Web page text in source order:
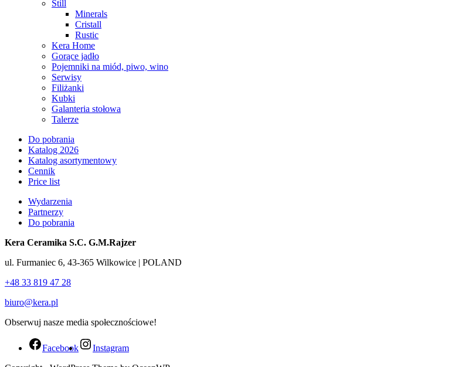
Still
Minerals
Cristall
Rustic
Kera Home
Gorące jadło
Pojemniki na miód, piwo, wino
Serwisy
Filiżanki
Kubki
Galanteria stołowa
Talerze
Do pobrania
Katalog 2026
Katalog asortymentowy
Cennik
Price list
Wydarzenia
Partnerzy
Do pobrania
Kera Ceramika S.C. G.M.Rajzer
ul. Furmaniec 6, 43-365 Wilkowice | POLAND
+48 33 819 47 28
biuro@kera.pl
Obserwuj nasze media społecznościowe!
Facebook
Instagram